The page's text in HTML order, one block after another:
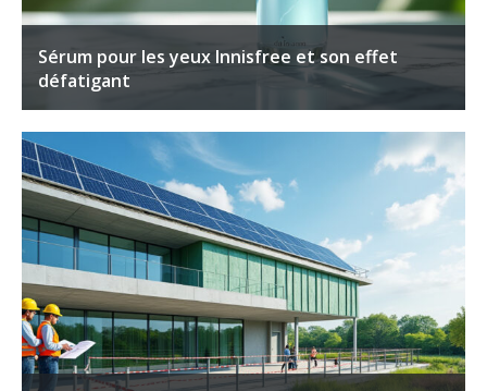
Sérum pour les yeux Innisfree et son effet
défatigant